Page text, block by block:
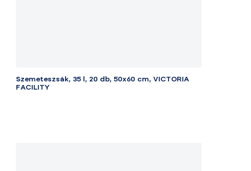
Szemeteszsák, 35 l, 20 db, 50x60 cm, VICTORIA
FACILITY